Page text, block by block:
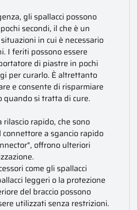
gli spallacci possono
secondi, il che è un
in cui è necessario
I feriti possono essere
di piastre in pochi
per curarlo. È altrettanto
e consente di risparmiare
quando si tratta di cure.
rapido, che sono
a sgancio rapido
offrono ulteriori
come gli spallacci
leggeri o la protezione
del braccio possono
utilizzati senza restrizioni.